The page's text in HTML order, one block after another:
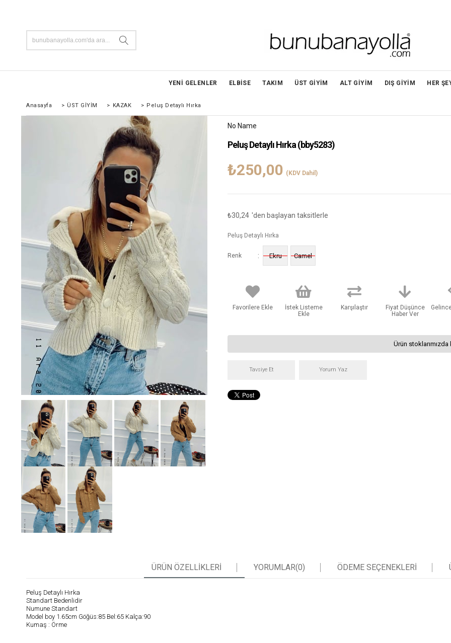
YENİ GELENLER ELBİSE TAKIM ÜST GİYİM ALT GİYİM DIŞ GİYİM HER
Anasayfa > ÜST GİYİM > KAZAK > Peluş Detaylı Hırka
No Name
Peluş Detaylı Hırka(bby5283)
₺250,00 (KDV Dahil)
₺30,24 'den başlayan taksitlerle
Peluş Detaylı Hırka
Renk : Ekru Camel
Favorilere Ekle
İstek Listeme
Ekle
Karşılaştır
Fiyat Düşünce
Haber Ver
Ürün stoklarımızda
Tavsiye Et Yorum Yaz
ÜRÜN ÖZELLIKLERI YORUMLAR(0) ÖDEME SEÇENEKLERI
Peluş Detaylı Hırka
Standart Bedenlidir
Numune Standart
Model boy 1.65cm Göğüs:85 Bel:65 Kalça:90
Kumaş : Örme